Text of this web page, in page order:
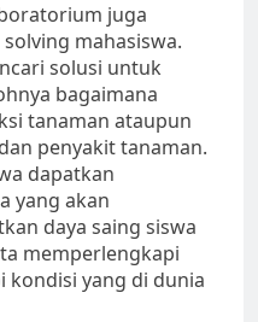
juga
mahasiswa.
solusi untuk
bagaimana
tanaman ataupun
penyakit tanaman.
dapatkan
yang akan
daya saing siswa
memperlengkapi
kondisi yang di dunia